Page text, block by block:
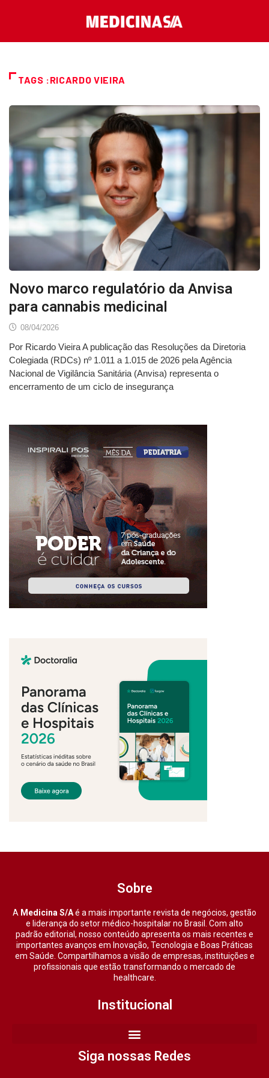
TAGS :RICARDO VIEIRA
Novo marco regulatório da Anvisa
para cannabis medicinal
08/04/2026
Por Ricardo Vieira A publicação das Resoluções da Diretoria
Colegiada (RDCs) nº 1.011 a 1.015 de 2026 pela Agência
Nacional de Vigilância Sanitária (Anvisa) representa o
encerramento de um ciclo de insegurança
Sobre
A Medicina S/Aé a mais importante revista de negócios, gestão
e liderança do setor médico-hospitalar no Brasil. Com alto
padrão editorial, nosso conteúdo apresenta os mais recentes e
importantes avanços em Inovação, Tecnologia e Boas Práticas
em Saúde. Compartilhamos a visão de empresas, instituições e
profissionais que estão transformando o mercado de
healthcare.
Institucional
Siga nossas Redes